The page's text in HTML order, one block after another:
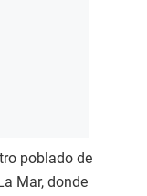
poblado de
Mar, donde